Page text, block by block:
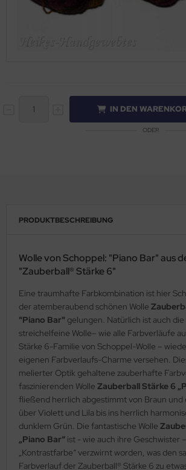
IN DEN
ODER
PRODUKTBESCHREIBUNG
Wolle von Schoppel: "Piano Bar" aus
"Zauberball® Stärke 6"
Eine traumhafte Farbkombination ist hier
der atemberaubend schönen Wolle
"Piano Bar" gelungen. Natürlich ist auch
streichelfeine Wolle– wie alle Farbverläufe
Stärke 6-Familie von Schoppel-Wolle –
eigenen Farbverlaufs-Charme versehen.
melierter Optik gehaltene zauberhafte
faszinierenden Wolle Zauberball Stärke 6
fließend herrlich abgestimmt von Braun und
über Violett und Lila bis ins herrlich
dunklem Grün. Die fantastische Wolle
„Piano Bar“ ist - wie auch ihre Geschwister
„Kontrastfarbe“ verzwirnt worden, was den
Farbverlauf der Zauberball® Stärke 6 zu